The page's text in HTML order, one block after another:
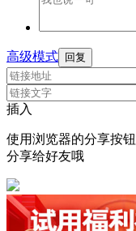
高级模式 回复
插入
使用浏览器的分享按钮
分享给好友哦